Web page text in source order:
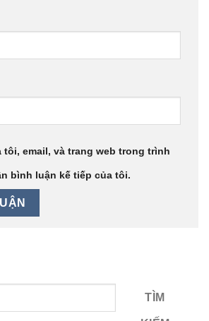
tôi, email, và trang web trong trình
bình luận kế tiếp của tôi.
TÌM